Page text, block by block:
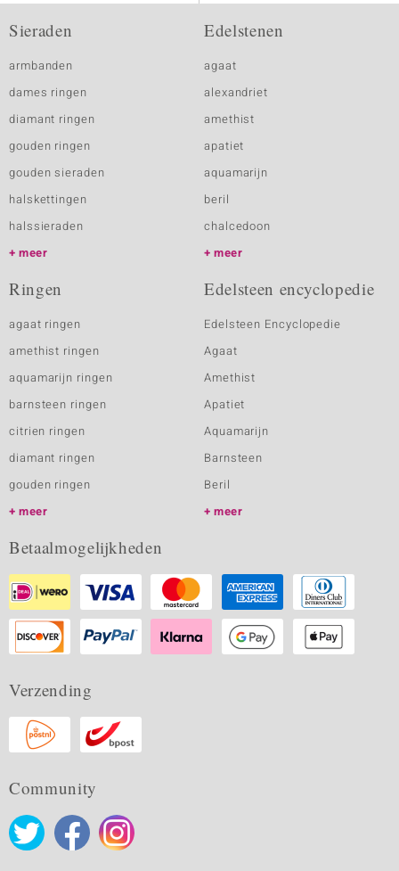
Sieraden
armbanden
dames ringen
diamant ringen
gouden ringen
gouden sieraden
halskettingen
halssieraden
meer
Edelstenen
agaat
alexandriet
amethist
apatiet
aquamarijn
beril
chalcedoon
meer
Ringen
agaat ringen
amethist ringen
aquamarijn ringen
barnsteen ringen
citrien ringen
diamant ringen
gouden ringen
meer
Edelsteen encyclopedie
Edelsteen Encyclopedie
Agaat
Amethist
Apatiet
Aquamarijn
Barnsteen
Beril
meer
Betaalmogelijkheden
Verzending
Community